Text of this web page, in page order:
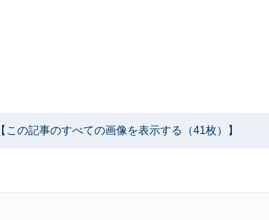
【この記事のすべての画像を表示する（41枚）】